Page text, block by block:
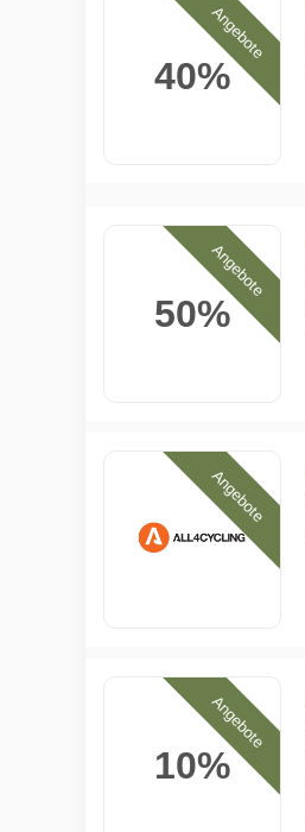
40%
Angebote
50%
Angebote
Angebote
10%
Angebote